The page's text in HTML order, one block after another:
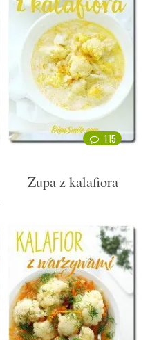
115
Zupa z kalafiora